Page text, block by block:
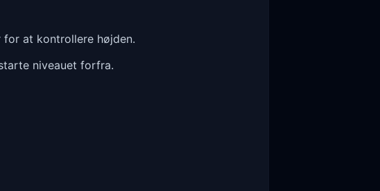
for at kontrollere højden.
niveauet forfra.